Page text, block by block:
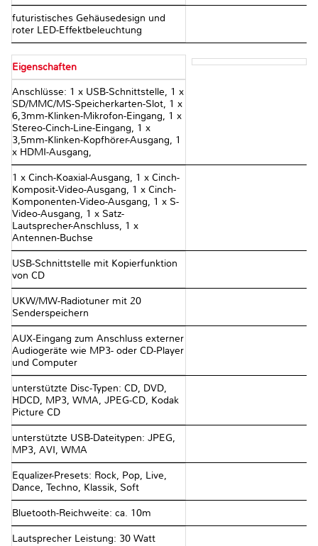
futuristisches Gehäusedesign und
roter LED-Effektbeleuchtung
Eigenschaften
Anschlüsse: 1 x USB-Schnittstelle, 1 x
SD/MMC/MS-Speicherkarten-Slot, 1 x
6,3mm-Klinken-Mikrofon-Eingang, 1 x
Stereo-Cinch-Line-Eingang, 1 x
3,5mm-Klinken-Kopfhörer-Ausgang, 1
x HDMI-Ausgang,
1 x Cinch-Koaxial-Ausgang, 1 x Cinch-
Komposit-Video-Ausgang, 1 x Cinch-
Komponenten-Video-Ausgang, 1 x S-
Video-Ausgang, 1 x Satz-
Lautsprecher-Anschluss, 1 x
Antennen-Buchse
USB-Schnittstelle mit Kopierfunktion
von CD
UKW/MW-Radiotuner mit 20
Senderspeichern
AUX-Eingang zum Anschluss externer
Audiogeräte wie MP3- oder CD-Player
und Computer
unterstützte Disc-Typen: CD, DVD,
HDCD, MP3, WMA, JPEG-CD, Kodak
Picture CD
unterstützte USB-Dateitypen: JPEG,
MP3, AVI, WMA
Equalizer-Presets: Rock, Pop, Live,
Dance, Techno, Klassik, Soft
Bluetooth-Reichweite: ca. 10m
Lautsprecher Leistung: 30 Watt